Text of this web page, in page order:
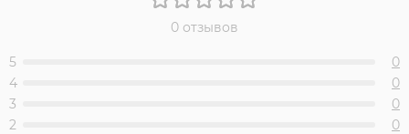
0 отзывов
5
0
4
0
3
0
2
0